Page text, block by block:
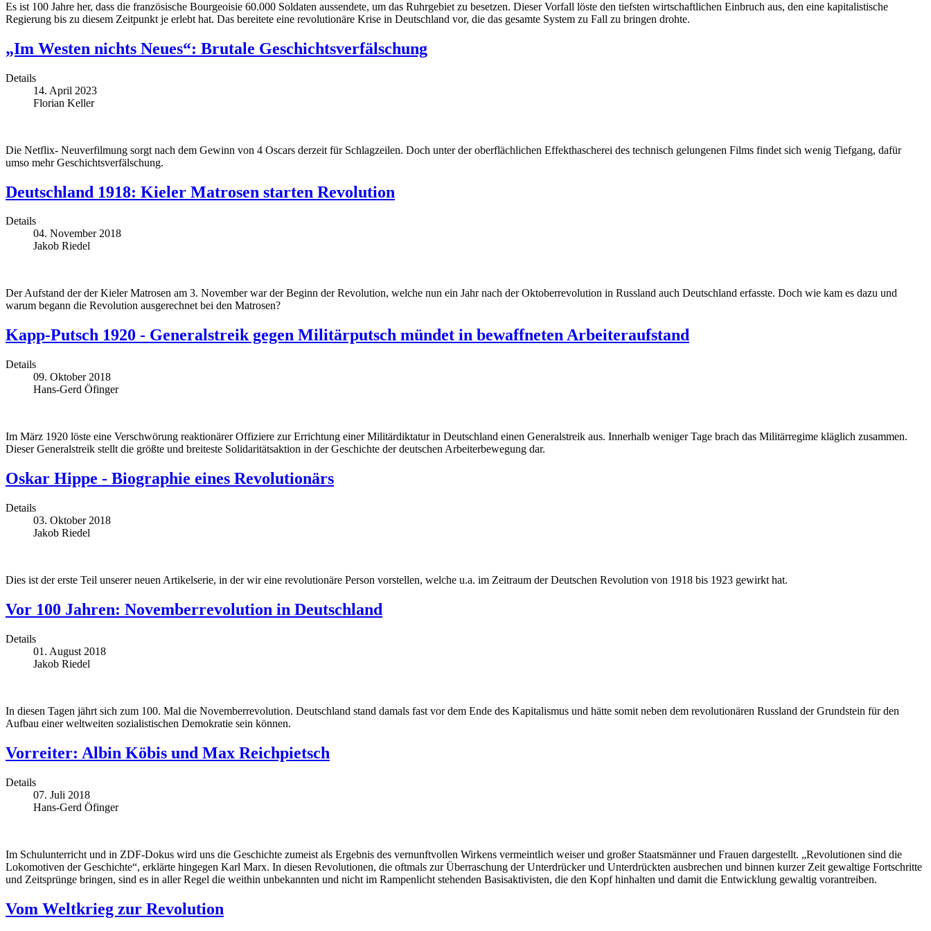
Es ist 100 Jahre her, dass die französische Bourgeoisie 60.000 Soldaten aussendete, um das Ruhrgebiet zu besetzen. Dieser Vorfall löste den tiefsten wirtschaftlichen Einbruch aus, den eine kapitalistische
Regierung bis zu diesem Zeitpunkt je erlebt hat. Das bereitete eine revolutionäre Krise in Deutschland vor, die das gesamte System zu Fall zu bringen drohte.
„Im Westen nichts Neues“: Brutale Geschichtsverfälschung
Details
14. April 2023
Florian Keller
Die Netflix- Neuverfilmung sorgt nach dem Gewinn von 4 Oscars derzeit für Schlagzeilen. Doch unter der oberflächlichen Effekthascherei des technisch gelungenen Films findet sich wenig Tiefgang, dafür
umso mehr Geschichtsverfälschung.
Deutschland 1918: Kieler Matrosen starten Revolution
Details
04. November 2018
Jakob Riedel
Der Aufstand der der Kieler Matrosen am 3. November war der Beginn der Revolution, welche nun ein Jahr nach der Oktoberrevolution in Russland auch Deutschland erfasste. Doch wie kam es dazu und
warum begann die Revolution ausgerechnet bei den Matrosen?
Kapp-Putsch 1920 - Generalstreik gegen Militärputsch mündet in bewaffneten Arbeiteraufstand
Details
09. Oktober 2018
Hans-Gerd Öfinger
Im März 1920 löste eine Verschwörung reaktionärer Offiziere zur Errichtung einer Militärdiktatur in Deutschland einen Generalstreik aus. Innerhalb weniger Tage brach das Militärregime kläglich zusammen.
Dieser Generalstreik stellt die größte und breiteste Solidaritätsaktion in der Geschichte der deutschen Arbeiterbewegung dar.
Oskar Hippe - Biographie eines Revolutionärs
Details
03. Oktober 2018
Jakob Riedel
Dies ist der erste Teil unserer neuen Artikelserie, in der wir eine revolutionäre Person vorstellen, welche u.a. im Zeitraum der Deutschen Revolution von 1918 bis 1923 gewirkt hat.
Vor 100 Jahren: Novemberrevolution in Deutschland
Details
01. August 2018
Jakob Riedel
In diesen Tagen jährt sich zum 100. Mal die Novemberrevolution. Deutschland stand damals fast vor dem Ende des Kapitalismus und hätte somit neben dem revolutionären Russland der Grundstein für den
Aufbau einer weltweiten sozialistischen Demokratie sein können.
Vorreiter: Albin Köbis und Max Reichpietsch
Details
07. Juli 2018
Hans-Gerd Öfinger
Im Schulunterricht und in ZDF-Dokus wird uns die Geschichte zumeist als Ergebnis des vernunftvollen Wirkens vermeintlich weiser und großer Staatsmänner und Frauen dargestellt. „Revolutionen sind die
Lokomotiven der Geschichte“, erklärte hingegen Karl Marx. In diesen Revolutionen, die oftmals zur Überraschung der Unterdrücker und Unterdrückten ausbrechen und binnen kurzer Zeit gewaltige Fortschritte
und Zeitsprünge bringen, sind es in aller Regel die weithin unbekannten und nicht im Rampenlicht stehenden Basisaktivisten, die den Kopf hinhalten und damit die Entwicklung gewaltig vorantreiben.
Vom Weltkrieg zur Revolution